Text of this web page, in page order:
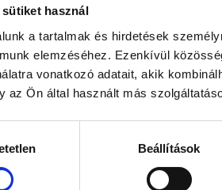
használ
a tartalmak és hirdetések
elemzéséhez. Ezenkívül
vonatkozó adatait, akik
az Ön által használt más
Beállítások
Nov Dec
All Inclusive